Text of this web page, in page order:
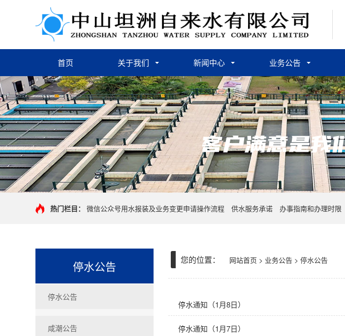
首页 关于我们 新闻中心 业务公告
热门栏目： 微信公众号用水报装及业务变更申请操作流程 供水服务承诺 办事指南和办理时限
停水公告
停水公告
咸潮公告
您的位置： 网站首页 > 业务公告 > 停水公告
停水通知（1月8日）
停水通知（1月7日）